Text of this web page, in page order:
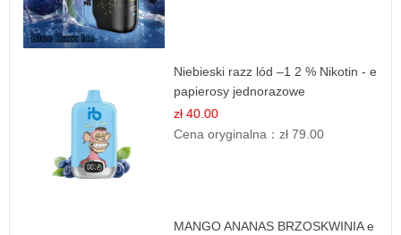
Niebieski razz lód –1 2 % Nikotin - e
papierosy jednorazowe
zł 40.00
Cena oryginalna：zł 79.00
MANGO ANANAS BRZOSKWINIA e